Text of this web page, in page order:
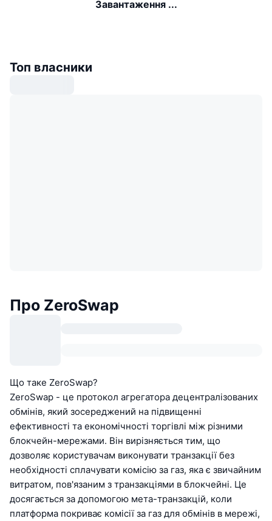
Завантаження ...
Топ власники
Про ZeroSwap
Що таке ZeroSwap?
ZeroSwap - це протокол агрегатора децентралізованих
обмінів, який зосереджений на підвищенні
ефективності та економічності торгівлі між різними
блокчейн-мережами. Він вирізняється тим, що
дозволяє користувачам виконувати транзакції без
необхідності сплачувати комісію за газ, яка є звичайним
витратом, пов'язаним з транзакціями в блокчейні. Це
досягається за допомогою мета-транзакцій, коли
платформа покриває комісії за газ для обмінів в мережі,